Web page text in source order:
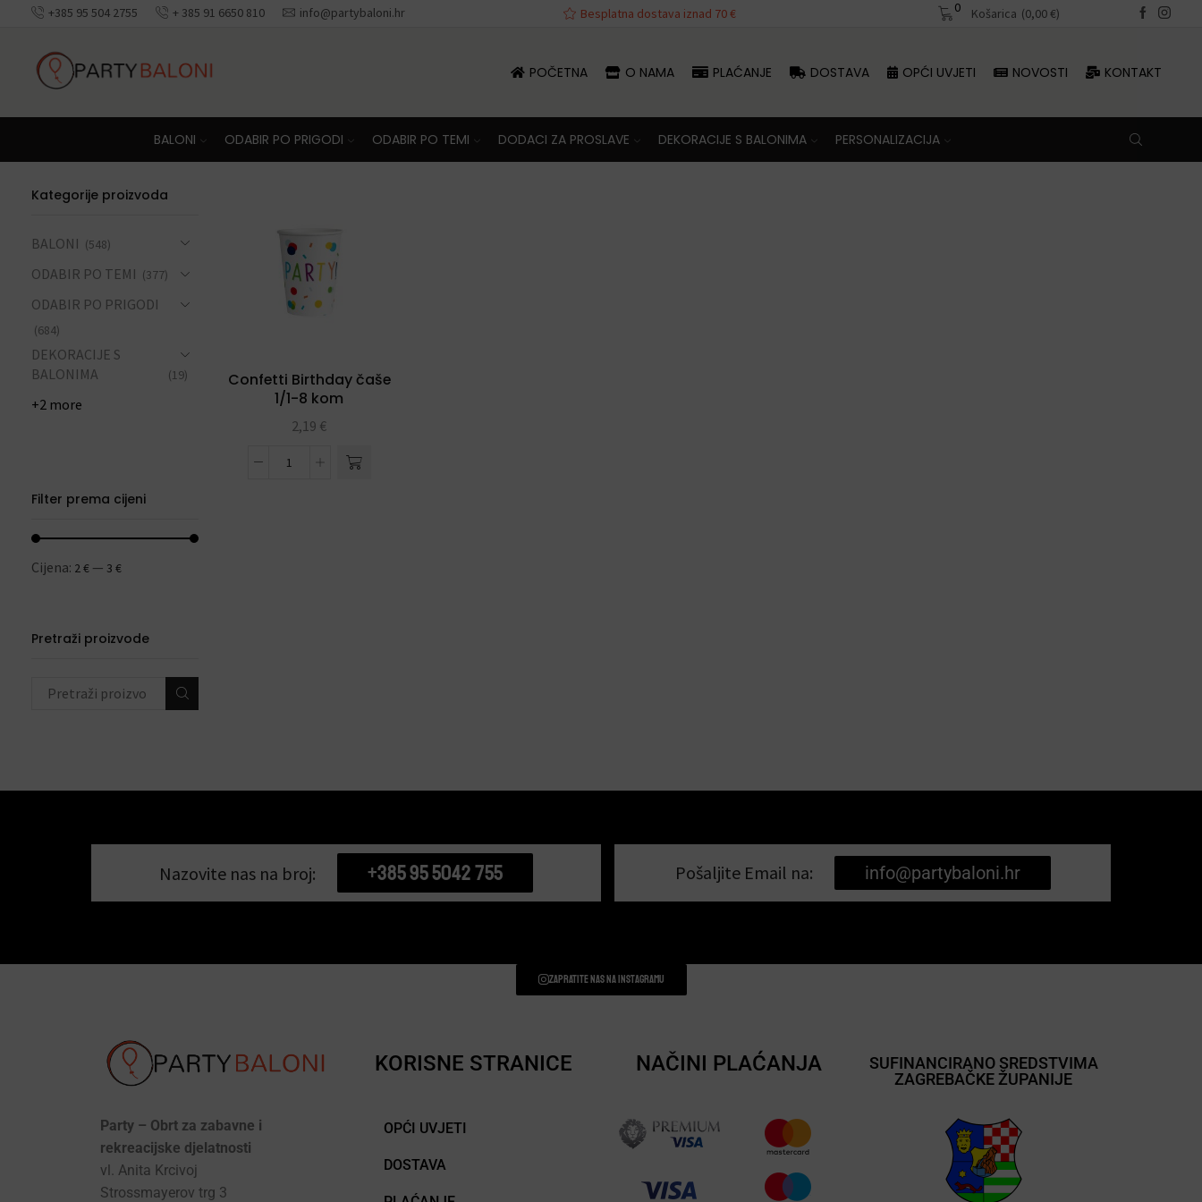
+385 95 504 2755 + 385 91 6650 810 info@partybaloni.hr
Besplatna dostava iznad 70 € Besplatna dostava iznad 70 € Besplatna dostava iznad 70 €
0 Košarica (0,00€)
POČETNA O NAMA PLAĆANJE DOSTAVA OPĆI UVJETI NOVOSTI KONTAKT
BALONI ODABIR PO PRIGODI ODABIR PO TEMI DODACI ZA PROSLAVE DEKORACIJE S BALONIMA PERSONALIZACIJA
Confetti Birthday čaše
1/1-8 kom
2,19 €
Kategorije proizvoda
BALONI (548)
ODABIR PO TEMI (377)
ODABIR PO PRIGODI
(684)
DEKORACIJE S
BALONIMA
(19)
+2 more
Filter prema cijeni
Cijena: 2 € — 3 €
Pretraži proizvode
Nazovite nas na broj: +385 95 5042 755 Pošaljite Email na: info@partybaloni.hr
Zapratite nas na instagramu
Party – Obrt za zabavne i
rekreacijske djelatnosti
vl. Anita Krcivoj
Strossmayerov trg 3
KORISNE STRANICE
OPĆI UVJETI
DOSTAVA
NAČINI PLAĆANJA
SUFINANCIRANO SREDSTVIMA
ZAGREBAČKE ŽUPANIJE